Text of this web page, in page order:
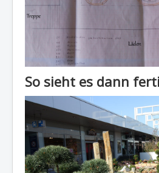
So sieht es dann